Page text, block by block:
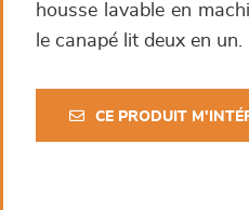
housse lavable en
le canapé lit deux en un.
CE PRODUIT